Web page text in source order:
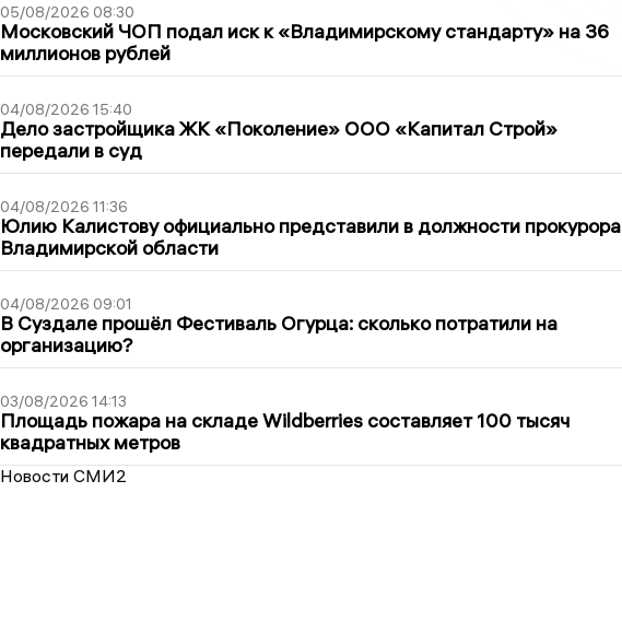
05/08/2026 08:30
Московский ЧОП подал иск к «Владимирскому стандарту» на 36
миллионов рублей
04/08/2026 15:40
Дело застройщика ЖК «Поколение» ООО «Капитал Строй»
передали в суд
04/08/2026 11:36
Юлию Калистову официально представили в должности прокурора
Владимирской области
04/08/2026 09:01
В Суздале прошёл Фестиваль Огурца: сколько потратили на
организацию?
03/08/2026 14:13
Площадь пожара на складе Wildberries составляет 100 тысяч
квадратных метров
Новости СМИ2